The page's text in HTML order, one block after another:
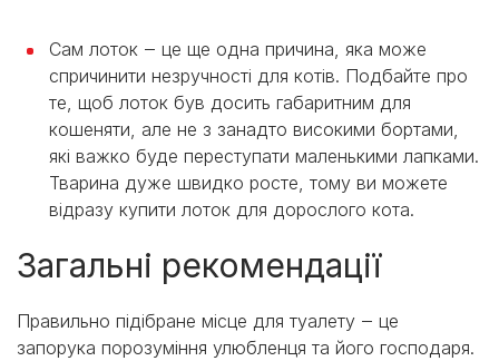
Сам лоток ‒ це ще одна причина, яка може
спричинити незручності для котів. Подбайте про
те, щоб лоток був досить габаритним для
кошеняти, але не з занадто високими бортами,
які важко буде переступати маленькими лапками.
Тварина дуже швидко росте, тому ви можете
відразу купити лоток для дорослого кота.
Загальні рекомендації
Правильно підібране місце для туалету ‒ це
запорука порозуміння улюбленця та його господаря.